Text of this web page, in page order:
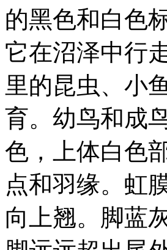
的黑色和白色
它在沼泽中行
里的昆虫、小
育。幼鸟和成
色，上体白色
点和羽缘。虹
向上翘。脚蓝